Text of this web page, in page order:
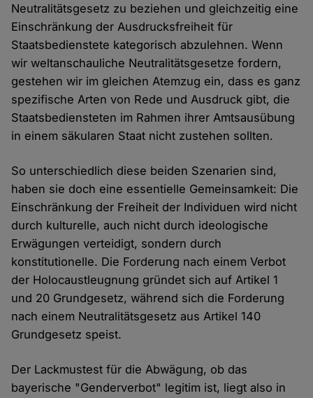
Neutralitätsgesetz zu beziehen und gleichzeitig eine
Einschränkung der Ausdrucksfreiheit für
Staatsbedienstete kategorisch abzulehnen. Wenn
wir weltanschauliche Neutralitätsgesetze fordern,
gestehen wir im gleichen Atemzug ein, dass es ganz
spezifische Arten von Rede und Ausdruck gibt, die
Staatsbediensteten im Rahmen ihrer Amtsausübung
in einem säkularen Staat nicht zustehen sollten.
So unterschiedlich diese beiden Szenarien sind,
haben sie doch eine essentielle Gemeinsamkeit: Die
Einschränkung der Freiheit der Individuen wird nicht
durch kulturelle, auch nicht durch ideologische
Erwägungen verteidigt, sondern durch
konstitutionelle. Die Forderung nach einem Verbot
der Holocaustleugnung gründet sich auf Artikel 1
und 20 Grundgesetz, während sich die Forderung
nach einem Neutralitätsgesetz aus Artikel 140
Grundgesetz speist.
Der Lackmustest für die Abwägung, ob das
bayerische "Genderverbot" legitim ist, liegt also in